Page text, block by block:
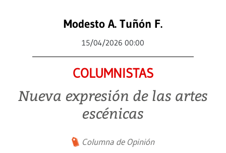
Modesto A. Tuñón F.
15/04/2026 00:00
COLUMNISTAS
Nueva expresión de las artes
escénicas
Columna de Opinión